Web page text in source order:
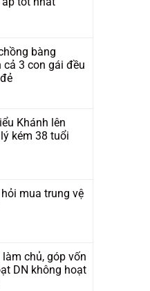
bàng
cả 3 con gái đều
Khánh lên
kém 38 tuổi
mua trung vệ
chủ, góp vốn
DN không hoạt